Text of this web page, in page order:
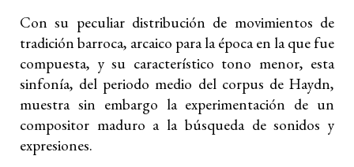
Con su peculiar distribución de movimientos de
tradición barroca, arcaico para la época en la que fue
compuesta, y su característico tono menor, esta
sinfonía, del periodo medio del corpus de Haydn,
muestra sin embargo la experimentación de un
compositor maduro a la búsqueda de sonidos y
expresiones.